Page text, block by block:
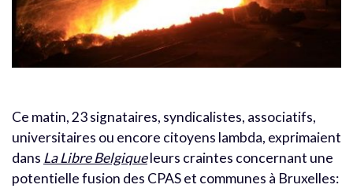
Ce matin, 23 signataires, syndicalistes, associatifs,
universitaires ou encore citoyens lambda, exprimaient
dans La Libre Belgiqueleurs craintes concernant une
potentielle fusion des CPAS et communes à Bruxelles: